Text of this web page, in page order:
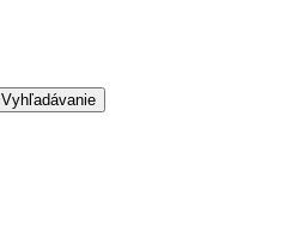
Vyhľadávanie